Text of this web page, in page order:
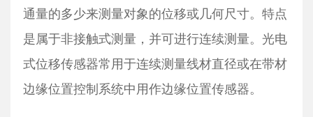
通量的多少来测量对象的位移或几何尺寸。特点
是属于非接触式测量，并可进行连续测量。光电
式位移传感器常用于连续测量线材直径或在带材
边缘位置控制系统中用作边缘位置传感器。